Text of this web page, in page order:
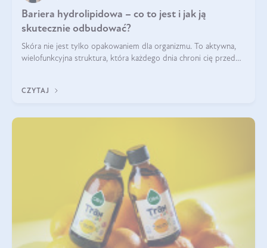
Bariera hydrolipidowa – co to jest i jak ją
skutecznie odbudować?
Skóra nie jest tylko opakowaniem dla organizmu. To aktywna,
wielofunkcyjna struktura, która każdego dnia chroni cię przed
bariera hydrolipidowa.
CZYTAJ